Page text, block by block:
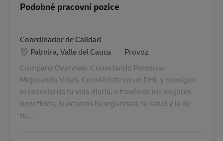
Podobné pracovní pozice
Coordinador de Calidad
Location
Palmira, Valle del Cauca Kategorie
Provoz
Company Overview. Conectando Personas
Mejorando Vidas. Conviértete en un DHL y consigue
lo esencial de tu vida diaria, a través de los mejores
beneficios, buscamos tu seguridad, tu salud y la de
tu...